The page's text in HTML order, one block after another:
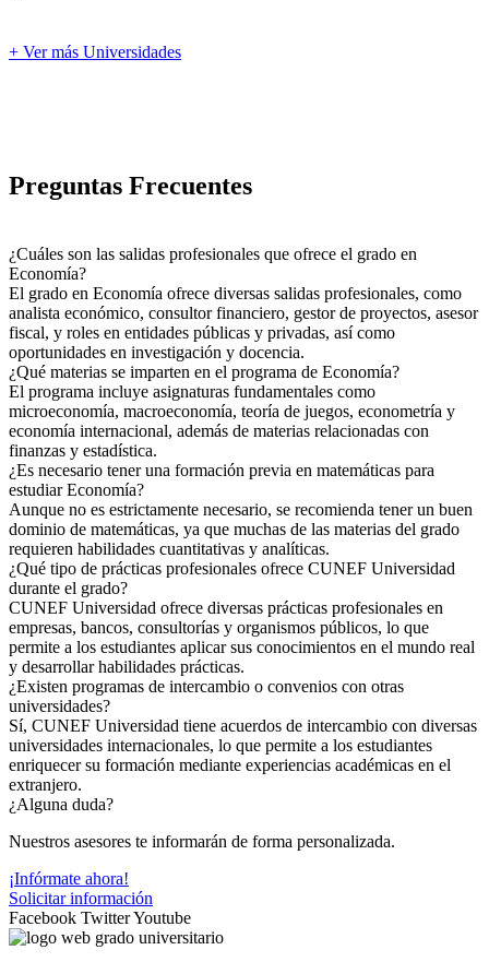
+ Ver más Universidades
Preguntas Frecuentes
¿Cuáles son las salidas profesionales que ofrece el grado en
Economía?
El grado en Economía ofrece diversas salidas profesionales, como
analista económico, consultor financiero, gestor de proyectos, asesor
fiscal, y roles en entidades públicas y privadas, así como
oportunidades en investigación y docencia.
¿Qué materias se imparten en el programa de Economía?
El programa incluye asignaturas fundamentales como
microeconomía, macroeconomía, teoría de juegos, econometría y
economía internacional, además de materias relacionadas con
finanzas y estadística.
¿Es necesario tener una formación previa en matemáticas para
estudiar Economía?
Aunque no es estrictamente necesario, se recomienda tener un buen
dominio de matemáticas, ya que muchas de las materias del grado
requieren habilidades cuantitativas y analíticas.
¿Qué tipo de prácticas profesionales ofrece CUNEF Universidad
durante el grado?
CUNEF Universidad ofrece diversas prácticas profesionales en
empresas, bancos, consultorías y organismos públicos, lo que
permite a los estudiantes aplicar sus conocimientos en el mundo real
y desarrollar habilidades prácticas.
¿Existen programas de intercambio o convenios con otras
universidades?
Sí, CUNEF Universidad tiene acuerdos de intercambio con diversas
universidades internacionales, lo que permite a los estudiantes
enriquecer su formación mediante experiencias académicas en el
extranjero.
¿Alguna duda?
Nuestros asesores te informarán de forma personalizada.
¡Infórmate ahora!
Solicitar información
Facebook TwitterYoutube